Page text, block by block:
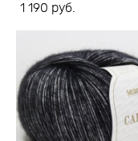
1 190 pуб.